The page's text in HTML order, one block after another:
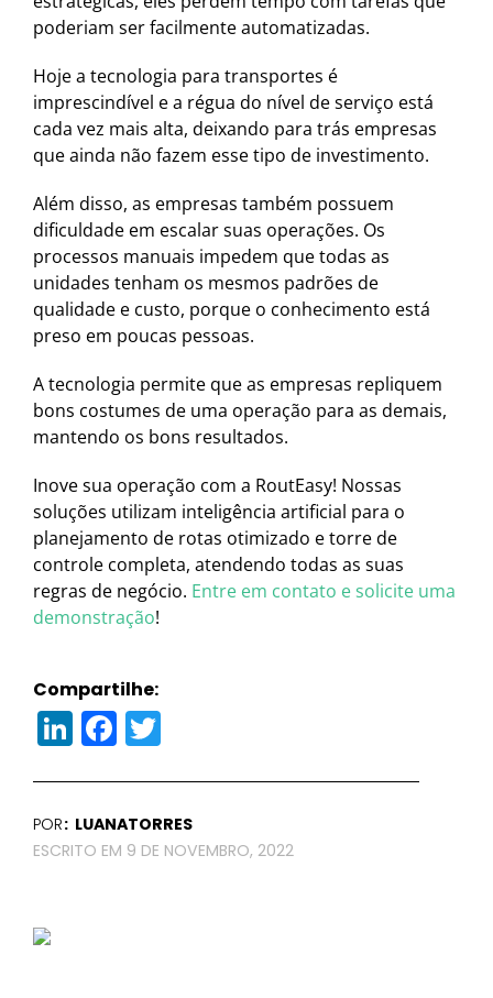
poderiam ser facilmente automatizadas.
Hoje a tecnologia para transportes é
imprescindível e a régua do nível de serviço está
cada vez mais alta, deixando para trás empresas
que ainda não fazem esse tipo de investimento.
Além disso, as empresas também possuem
dificuldade em escalar suas operações. Os
processos manuais impedem que todas as
unidades tenham os mesmos padrões de
qualidade e custo, porque o conhecimento está
preso em poucas pessoas.
A tecnologia permite que as empresas repliquem
bons costumes de uma operação para as demais,
mantendo os bons resultados.
Inove sua operação com a RoutEasy! Nossas
soluções utilizam inteligência artificial para o
planejamento de rotas otimizado e torre de
controle completa, atendendo todas as suas
regras de negócio. Entre em contato e solicite uma
demonstração!
LinkedIn
Facebook
Compartilhe:
POR LUANATORRES
9 DE NOVEMBRO, 2022